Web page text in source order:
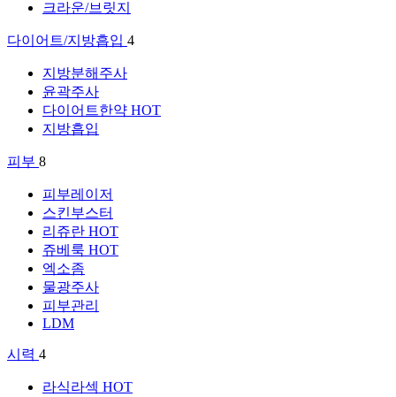
크라운/브릿지
다이어트/지방흡입 4
지방분해주사
윤곽주사
다이어트한약 HOT
지방흡입
피부 8
피부레이저
스킨부스터
리쥬란 HOT
쥬베룩 HOT
엑소좀
물광주사
피부관리
LDM
시력 4
라식라섹 HOT